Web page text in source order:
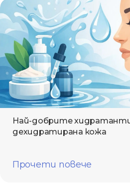
Най-добрите
дехидратирана кожа
Прочети повече